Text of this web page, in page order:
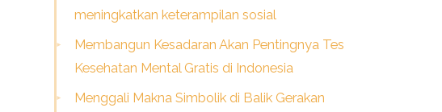
meningkatkan keterampilan sosial
Membangun Kesadaran Akan Pentingnya Tes
Kesehatan Mental Gratis di Indonesia
Menggali Makna Simbolik di Balik Gerakan